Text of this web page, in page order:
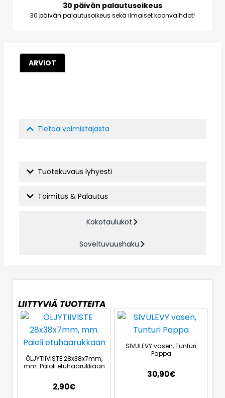
30 päivän palautusoikeus
30 päivän palautusoikeus sekä ilmaiset koonvaihdot!
ARVIOT
Tietoa valmistajasta
Tuotekuvaus lyhyesti
Toimitus & Palautus
Kokotaulukot
Soveltuvuushaku
LIITTYVIÄ TUOTTEITA
ÖLJYTIIVISTE 28x38x7mm,
mm. Paioli etuhaarukkaan
2,90€
SIVULEVY vasen, Tunturi
Pappa
30,90€